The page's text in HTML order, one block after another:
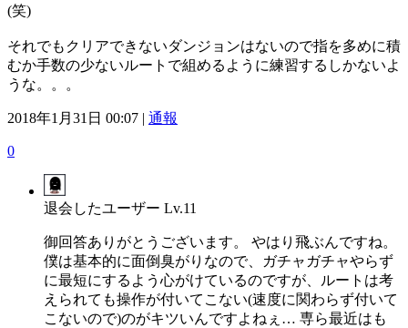
(笑)
それでもクリアできないダンジョンはないので指を多めに積
むか手数の少ないルートで組めるように練習するしかないよ
うな。。。
2018年1月31日 00:07 | 通報
0
退会したユーザー Lv.11
御回答ありがとうございます。 やはり飛ぶんですね。
僕は基本的に面倒臭がりなので、ガチャガチャやらず
に最短にするよう心がけているのですが、ルートは考
えられても操作が付いてこない(速度に関わらず付いて
こないので)のがキツいんですよねぇ… 専ら最近はも